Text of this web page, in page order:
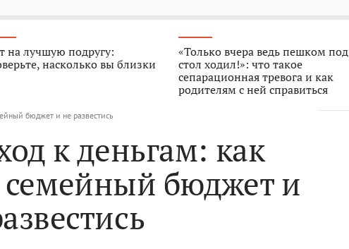
на лучшую подругу:
насколько вы близки
«Только вчера ведь пешком под
стол ходил!»: что такое
сепарационная тревога и как
родителям с ней справиться
бюджет и не развестись
к деньгам: как
бюджет и